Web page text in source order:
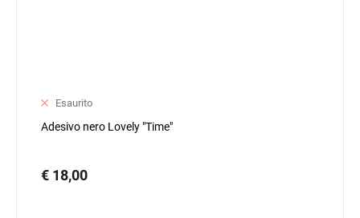
Esaurito
Adesivo nero Lovely "Time"
€ 18,00